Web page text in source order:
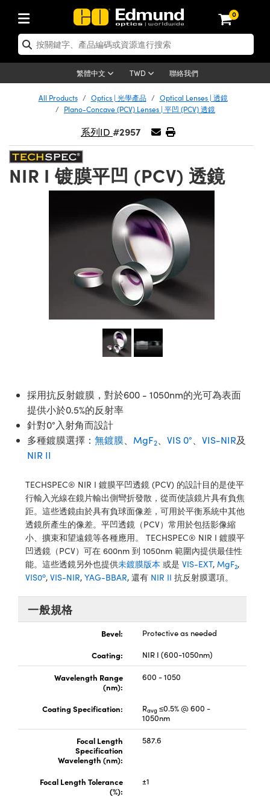
0
繁體中文 TWD 聯絡我們
| 光學產品
| 反射鏡
| 光學濾光片
Optics | 偏振光學元件
| 光學組装
Components | SCHOTT 光
| 雷射光學
| 超快光學
Sputtering) Coated Optics |
Elements (DOE) | 繞射光
Optics | 雷射光學
| 雷射透鏡
| 雷射濾光片
| 超快光學
Assemblies | 雷射光學元件組
Shaping | 雷射光束整形
| 雷射分光鏡
| 雷射顯微鏡
Isolators | 晶體和隔離器
| 雷射稜鏡
| 光機組件
System | 光學籠式系統
| 臺式系統
and Breadboards | 光學平臺
and Slides | 平臺和滑塊
| 顯微鏡
| Mitutoyo 物鏡
| Nikon 物鏡
| ZEISS 物鏡
Objectives
Objectives | 有限共軛物鏡
| 反射物鏡
Filters | 顯微鏡濾光片
Lenses | 變焦鏡頭模組
Stage Micrometers | 刻劃板或
Mechanics | 顯微鏡用結構件
and Couplers | 中繼鏡或耦合鏡
Microscopes | 袖珍顯微鏡
| 雷射
and Electronics | 雷射
| 雷射防護
| 實驗室和生產線
Lenses | 成像鏡頭
Lenses | 定焦鏡頭
| 遠心鏡頭
Magnification Lenses
Objectives | 顯微鏡物鏡
Lenses for Harsh Environments
and Advanced
| 影視製作和高級攝影
| 相機
Cameras | Gigabit乙太網相
Cameras | Teledyne Dalsa
Microscopy Cameras
Cameras | Allied Vision 相機
Cameras | IDS 相機
Labs Cameras™ | Lucid Vision
and Optomechanics |
Interface Cameras | 高速接口相
and Illumination | 照明
Lighting | 機器視覺光源
Lighting |顯微鏡照明
| 雷射光源
Sources | 其他光源
Targets | 測試板
Targets | 解析度測試板
Targets | 畸變測試版
Level Test Targets | 色卡測試板
| USAF 測試版
and Detection | 測試與監測
| 光學度量
Solutions | 機器視覺方案
and Electronics | 雷射
品
測器
and Roughness Standards | 表
Tools | 量測工具
Components | 主動光學元件
and Production | 實驗室和生產
| 清潔用品
Handling Tools | 零件夾持用品
| 光學膠
Products | Acktar 黑色吸
| 暗室器材
Accessories | UV固化設備
Production
應用選購
| 光譜儀
Imaging
By Brand
Development Systems
Components
Labs™
Gratings™
Components | SCHOTT 光
Products | 新品專區
Lenses
| 清倉品
| 清倉光學產品
| 清倉顯微鏡
| 清倉相機
and Production | 清倉實驗室
Products | 重新認證產
| 重新認證光學產品
| 重新認證光機
| 重新認證雷射
| 重新認證顯微鏡
Lenses | 重新認證成像鏡
| 重新認證照明
and Detection
and Production | 重新認證實
All Products Optics | 光學產品
Optical Lenses | 透鏡
Plano-Concave (PCV) Lenses | 平凹 (PCV) 透鏡
系列ID #2957
NIR I 镀膜平凹 (PCV) 透鏡
採用抗反射鍍膜，對於600 - 1050nm的光可為表面
提供小於0.5%的反射率
針對0°入射角而設計
多種鍍膜選擇： 無鍍膜 MgF2 VIS 0° VIS-NIR及
NIR II
TECHSPEC® NIR I 鍍膜平凹透鏡 (PCV) 的設計目的是使平
行輸入光線在鏡片輸出側彎折發散，從而使該鏡片具有負焦
距。這些透鏡由於具有負球面像差，可用於平衡系統中其他
透鏡所產生的像差。平凹透鏡（PCV）常用於包括影像縮
小、擴束和望遠鏡等各種應用。 TECHSPEC® NIR I 鍍膜平
凹透鏡（PCV）可在 600nm 到 1050nm 範圍內提供最佳性
能。這些透鏡另外也提供未鍍膜版本 或是 VIS-EXT, MgF2,
VIS0o, VIS-NIR, YAG-BBAR, 還有 NIR II 抗反射膜選項。
一般規格
Bevel:
Protective as needed
Coating:
NIR I (600-1050nm)
Wavelength Range
(nm):
600 - 1050
Coating Specification: Ravg≤0.5% @ 600 -
1050nm
Focal Length
Specification
Wavelength (nm):
587.6
Focal Length Tolerance
(%):
±1